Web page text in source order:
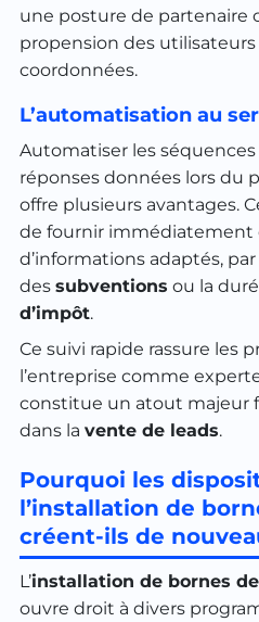
une posture de partenaire
propension des
coordonnées.
L’automatisation au
Automatiser les séquences
réponses données lors du
offre plusieurs avantages.
de fournir immédiatement
d’informations adaptés,
des subventions ou la
d’impôt.
Ce suivi rapide rassure les
l’entreprise comme
constitue un atout majeur
dans la vente de leads.
Pourquoi les
l’installation de
créent-ils de
L’installation de bornes
ouvre droit à divers